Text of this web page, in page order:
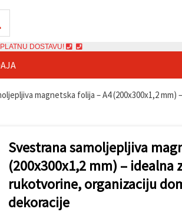
DOSTAVU!
magnetska folija – A4 (200x300x1,2
Svestrana samoljepljiva
(200x300x1,2 mm) – idealna
rukotvorine, organizaciju
dekoracije